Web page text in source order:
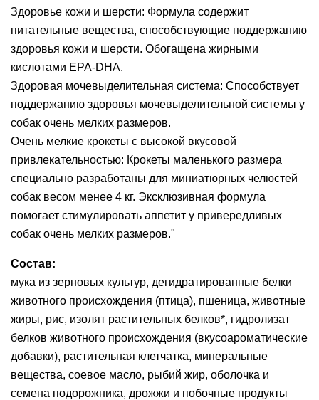
Здоровье кожи и шерсти: Формула содержит
питательные вещества, способствующие поддержанию
здоровья кожи и шерсти. Обогащена жирными
кислотами EPA-DHA.
Здоровая мочевыделительная система: Cпособствует
поддержанию здоровья мочевыделительной системы у
собак очень мелких размеров.
Очень мелкие крокеты с высокой вкусовой
привлекательностью: Крокеты маленького размера
специально разработаны для миниатюрных челюстей
собак весом менее 4 кг. Эксклюзивная формула
помогает стимулировать аппетит у привередливых
собак очень мелких размеров."
Состав:
мука из зерновых культур, дегидратированные белки
животного происхождения (птица), пшеница, животные
жиры, рис, изолят растительных белков*, гидролизат
белков животного происхождения (вкусоароматические
добавки), растительная клетчатка, минеральные
вещества, соевое масло, рыбий жир, оболочка и
семена подорожника, дрожжи и побочные продукты